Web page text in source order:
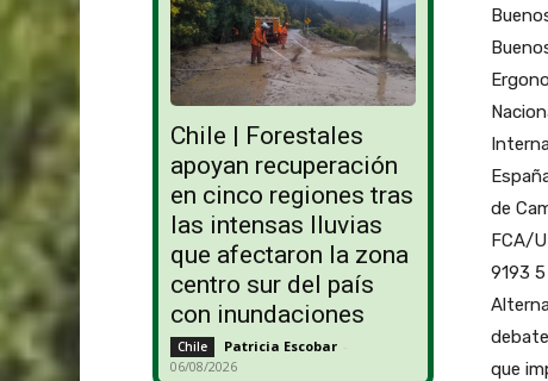
Chile | Forestales
apoyan recuperación
en cinco regiones tras
las intensas lluvias
que afectaron la zona
centro sur del país
con inundaciones
Chile Patricia Escobar -
06/08/2026
de
FCA/
9193
que